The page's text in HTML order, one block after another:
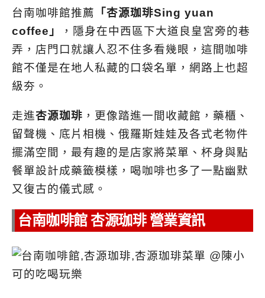
台南咖啡館推薦 「杏源珈琲Sing yuan
coffee」
，隱身在中西區下大道良皇宮旁的巷
弄，店門口就讓人忍不住多看幾眼，這間咖啡
館不僅是在地人私藏的口袋名單，網路上也超
級夯。
走進杏源珈琲 ，更像踏進一間收藏館，藥櫃、
留聲機、底片相機、俄羅斯娃娃及各式老物件
擺滿空間，最有趣的是店家將菜單、杯身與點
餐單設計成藥籤模樣，喝咖啡也多了一點幽默
又復古的儀式感。
台南咖啡館 杏源珈琲 營業資訊